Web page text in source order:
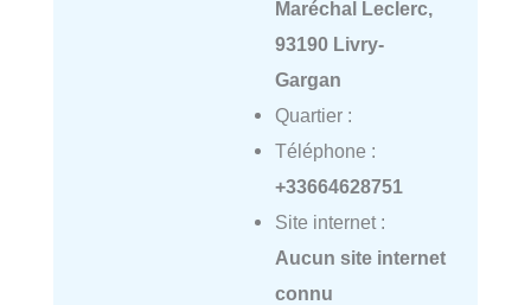
Maréchal Leclerc,
93190 Livry-
Gargan
Quartier :
Téléphone :
+33664628751
Site internet :
Aucun site internet
connu